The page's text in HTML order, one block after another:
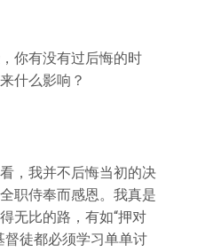
你有没有过后悔的时
什么影响？
，我并不后悔当初的决
职侍奉而感恩。我真是
无比的路，有如“押对
督徒都必须学习单单讨